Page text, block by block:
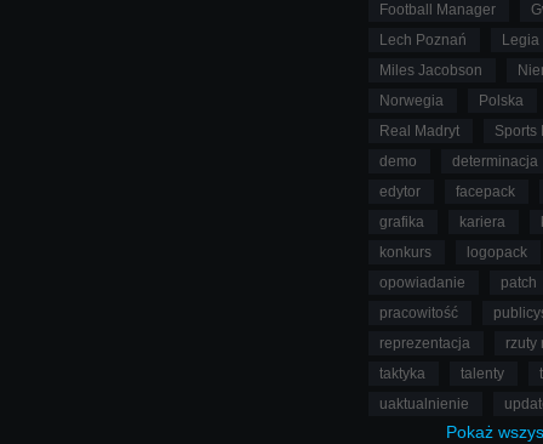
wersji...
Wywiady
Rem-8
Czytano: 12722
Football Manager
Lech Poznań
Miles Jacobson
Norwegia
Polska
Real Madryt
Sports
demo
determinacja
edytor
facepack
grafika
kariera
konkurs
logopack
opowiadanie
patch
pracowitość
reprezentacja
rzuty
taktyka
talenty
uaktualnienie
Pokaż